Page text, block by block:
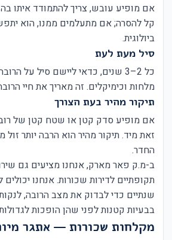
אם מופיע עובש, צריך להתמודד איתו
קל להסרה; אם מתעלמים ממנו, הוא
ביולוגית.
סיל מעת לעת
כל 2–3 שנים, כדאי ליישם סיל על
מלחות וכימיקלים. זה מאריך את חיי
תיקור מהיר בעת הצורך
אם מופיע סדק קטן או שטח קטן של
זאת מיד. תיקור מהיר הוא הרבה יותר
החדר.
ב-מ.ק פאר מארק, אנחנו מציעים גם
תקופתיים לדירות שכורות. אנחנו
שנתיים כדי לבדוק את מצב הרובה,
בבעיות קטנות לפני שהן הופכות
מקלחות שכורות — אתגר